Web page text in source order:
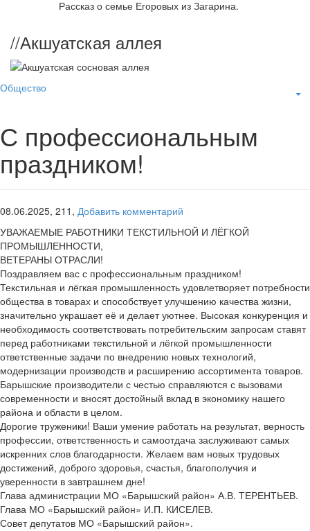
Рассказ о семье Егоровых из Загарина.
//Акшуатская аллея
Общество
С профессиональным
праздником!
08.06.2025, 211, Добавить комментарий
УВАЖАЕМЫЕ РАБОТНИКИ ТЕКСТИЛЬНОЙ И ЛЁГКОЙ
ПРОМЫШЛЕННОСТИ,
ВЕТЕРАНЫ ОТРАСЛИ!
Поздравляем вас с профессиональным праздником!
Текстильная и лёгкая промышленность удовлетворяет потребности
общества в товарах и способствует улучшению качества жизни,
значительно украшает её и делает уютнее. Высокая конкуренция и
необходимость соответствовать потребительским запросам ставят
перед работниками текстильной и лёгкой промышленности
ответственные задачи по внедрению новых технологий,
модернизации производств и расширению ассортимента товаров.
Барышские производители с честью справляются с вызовами
современности и вносят достойный вклад в экономику нашего
района и области в целом.
Дорогие труженики! Ваши умение работать на результат, верность
профессии, ответственность и самоотдача заслуживают самых
искренних слов благодарности. Желаем вам новых трудовых
достижений, доброго здоровья, счастья, благополучия и
уверенности в завтрашнем дне!
Глава администрации МО «Барышский район» А.В. ТЕРЕНТЬЕВ.
Глава МО «Барышский район» И.П. КИСЕЛЕВ.
Совет депутатов МО «Барышский район».